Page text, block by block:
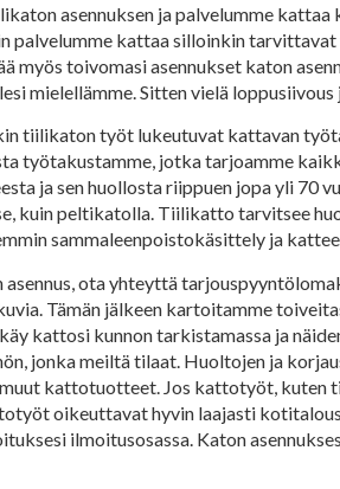
asennuksen ja palvelumme
palvelumme kattaa silloinkin
myös toivomasi asennukset katon
mielellämme. Sitten vielä
tiilikaton työt lukeutuvat kattavan
työtakustamme, jotka tarjoamme
ja sen huollosta riippuen jopa yli 70
kuin peltikatolla. Tiilikatto tarvitsee
sammaleenpoistokäsittely ja
ota yhteyttä
Tämän jälkeen kartoitamme
kattosi kunnon tarkistamassa ja
jonka meiltä tilaat. Huoltojen ja
kattotuotteet. Jos kattotyöt, kuten
oikeuttavat hyvin laajasti
ilmoitusosassa. Katon